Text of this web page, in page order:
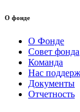
О фонде
О Фонде
Совет фонда
Команда
Нас
Документы
Отчетность